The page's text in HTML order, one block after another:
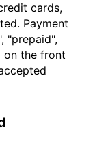
cards,
Payment
"prepaid",
on the front